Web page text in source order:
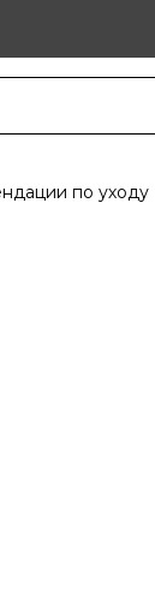
по уходу